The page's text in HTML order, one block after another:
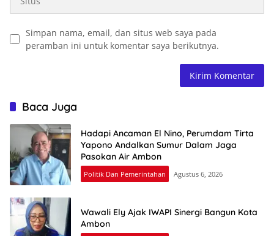
Simpan nama, email, dan situs web saya pada
peramban ini untuk komentar saya berikutnya.
Baca Juga
Hadapi Ancaman El Nino, Perumdam Tirta
Yapono Andalkan Sumur Dalam Jaga
Pasokan Air Ambon
Politik Dan Pemerintahan Agustus 6, 2026
Wawali Ely Ajak IWAPI Sinergi Bangun Kota
Ambon